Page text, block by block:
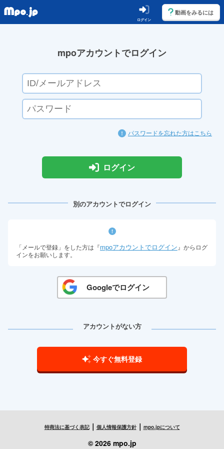
ログイン
動画をみるには
mpoアカウントでログイン
パスワードを忘れた方はこちら
ログイン
別のアカウントでログイン
「メールで登録」をした方は『mpoアカウントでログイン 』からログ
インをお願いします。
Googleでログイン
アカウントがない方
今すぐ無料登録
特商法に基づく表記｜ 個人情報保護方針｜ mpo.jpについて
© 2026 mpo.jp